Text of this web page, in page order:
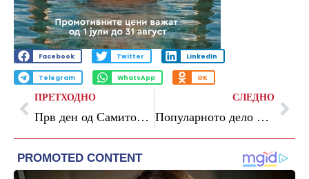
Facebook Twitter LinkedIn
Telegram WhatsApp OK
ПРЕТХОДНО
Прв ден од Самитот на Македонија2025: Потребни се забрзан одржлив раст, силно лидерство и заедничка акција за просперитетна иднина на Македонија
СЛЕДНО
Популарното дело на „Браво сине!“ и „Арс Ламина“ – „Бајки од Македонија“ влегува во образовната програма како редовна лектира